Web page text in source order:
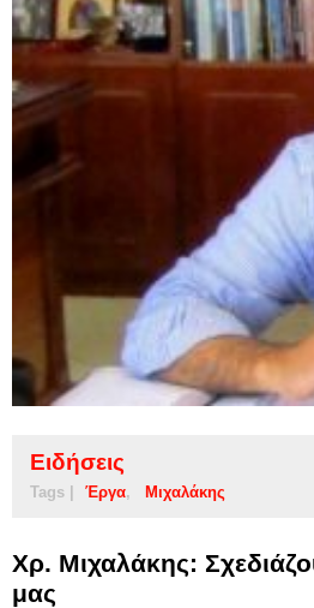
Ειδήσεις
Tags | Έργα Μιχαλάκης
Χρ. Μιχαλάκης:
μας